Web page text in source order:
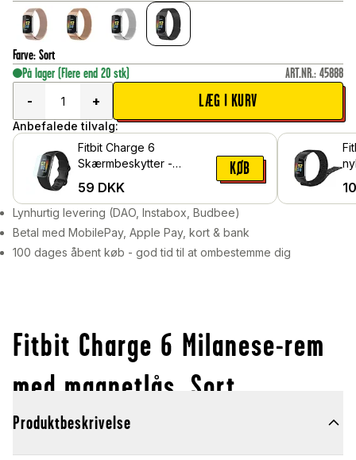
Farve: Sort
På lager (Flere end 20 stk) ART.NR.: 45888
-
+ LÆG I KURV
Anbefalede tilvalg:
Fitbit Charge 6
Skærmbeskytter -
59 DKK
KØB
Lynhurtig levering (DAO, Instabox, Budbee)
Betal med MobilePay, Apple Pay, kort & bank
100 dages åbent køb - god tid til at ombestemme dig
Fitbit Charge 6 Milanese-rem
med magnetlås, Sort
Produktbeskrivelse